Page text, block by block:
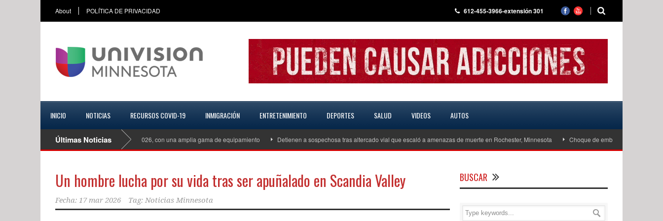
About POLÍTICA DE PRIVACIDAD 612-455-3966-extensión 301
INICIO NOTICIAS RECURSOS COVID-19 INMIGRACIÓN ENTRETENIMIENTO DEPORTES SALUD VIDEOS AUTOS
Últimas Noticias
Mazda CX 70 Turbo S Premiun Plus del 2026, con una amplia gama de equipamiento Detienen a sospechosa tras altercado vial que escaló a amenazas de muerte en Rochester, Minnesota Choque de embarcaciones en West Lake
Un hombre lucha por su vida tras ser apuñalado en Scandia Valley
Fecha: 17 mar 2026 Tag: Noticias Minnesota
BUSCAR